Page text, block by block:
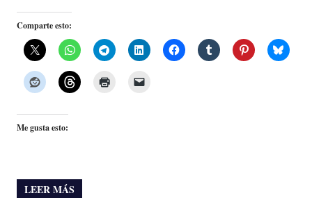
Comparte esto:
Me gusta esto:
LEER MÁS